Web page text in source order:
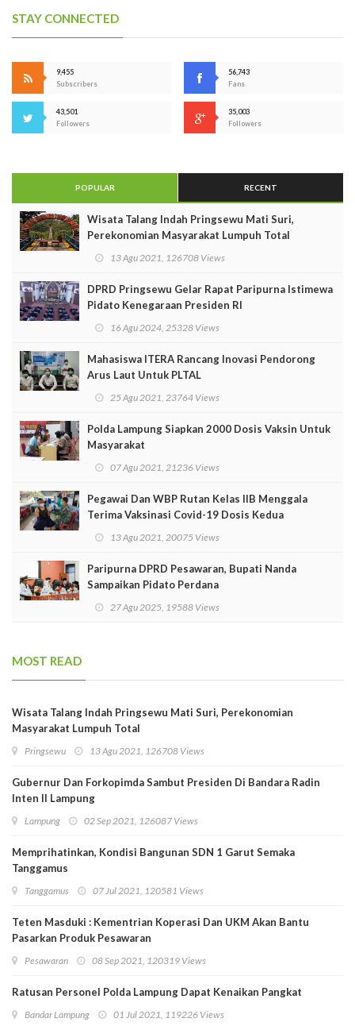
STAY CONNECTED
9,455
Subscribers
56,743
Fans
43,501
Followers
35,003
Followers
POPULAR RECENT
Wisata Talang Indah Pringsewu Mati Suri,
Perekonomian Masyarakat Lumpuh Total
13 Agu 2021, 126708 Views
DPRD Pringsewu Gelar Rapat Paripurna Istimewa
Pidato Kenegaraan Presiden RI
16 Agu 2024, 25328 Views
Mahasiswa ITERA Rancang Inovasi Pendorong
Arus Laut Untuk PLTAL
25 Agu 2021, 23764 Views
Polda Lampung Siapkan 2000 Dosis Vaksin Untuk
Masyarakat
07 Agu 2021, 21236 Views
Pegawai Dan WBP Rutan Kelas IIB Menggala
Terima Vaksinasi Covid-19 Dosis Kedua
13 Agu 2021, 20075 Views
Paripurna DPRD Pesawaran, Bupati Nanda
Sampaikan Pidato Perdana
27 Agu 2025, 19588 Views
MOST READ
Wisata Talang Indah Pringsewu Mati Suri, Perekonomian
Masyarakat Lumpuh Total
Pringsewu 13 Agu 2021, 126708 Views
Gubernur Dan Forkopimda Sambut Presiden Di Bandara Radin
Inten II Lampung
Lampung 02 Sep 2021, 126087 Views
Memprihatinkan, Kondisi Bangunan SDN 1 Garut Semaka
Tanggamus
Tanggamus 07 Jul 2021, 120581 Views
Teten Masduki : Kementrian Koperasi Dan UKM Akan Bantu
Pasarkan Produk Pesawaran
Pesawaran 08 Sep 2021, 120319 Views
Ratusan Personel Polda Lampung Dapat Kenaikan Pangkat
Bandar Lampung 01 Jul 2021, 119226 Views